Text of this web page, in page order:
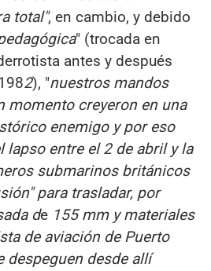
total", en cambio, y debido
" (trocada en
antes y después
2), "nuestros mandos
momento creyeron en una
enemigo y por eso
lapso entre el2de abril y la
submarinos británicos
"para trasladar, por
de 155 mm y materiales
de aviación de Puerto
despeguen desde allí